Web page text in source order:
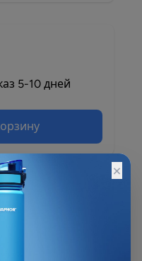
5-10 дней
смотрите на
×